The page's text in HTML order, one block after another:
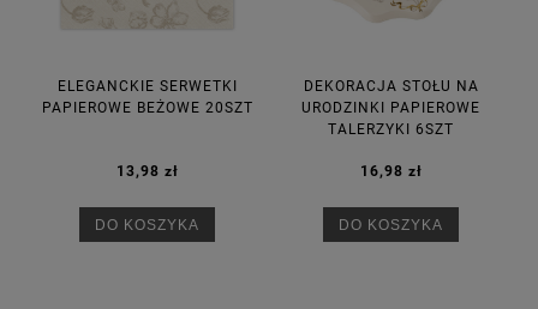
ELEGANCKIE SERWETKI
PAPIEROWE BEŻOWE 20SZT
13,98 zł
DO KOSZYKA
DEKORACJA STOŁU NA
URODZINKI PAPIEROWE
TALERZYKI 6SZT
16,98 zł
DO KOSZYKA